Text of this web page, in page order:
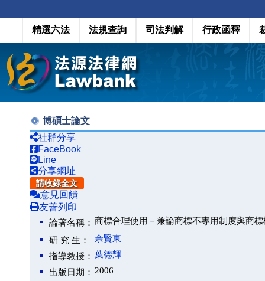
精選六法 法規查詢 司法判解 行政函釋
博碩士論文
社群分享
FaceBook
Line
分享網址
請收錄全文
意見回饋
友善列印
論著名稱： 商標合理使用－兼論商標不專用制度與商
研 究 生：
余賢東
指導教授： 葉德輝
出版日期： 2006